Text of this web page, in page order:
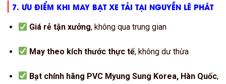
7. ƯU ĐIỂM KHI MAY BẠT XE TẢI TẠI NGUYỄN LÊ PHÁT
Giá rẻ tận xưởng, không qua trung gian
May theo kích thước thực tế, không dư thừa
Bạt chính hãng PVC Myung Sung Korea, Hàn Quốc,